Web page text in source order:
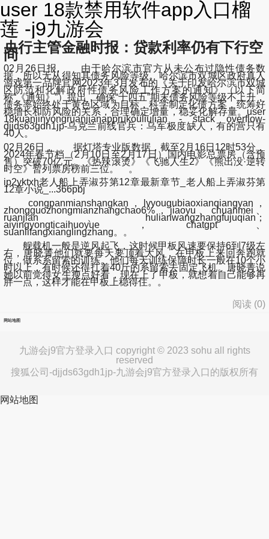
user 18款禁用软件app入口榴
莲 -j9九游会
央行主管金融时报：贷款利率仍有下行空
间
02月26日报, 由于哈尔滨市官方从未公布过隐性债务数
据，所以无从得知其债务风险等级。哈尔滨市双城区政府真人
游戏第一品牌官网2023年3月发布的《关于印发哈尔滨市双城
区防范和化解政府性债务风险工作方案的通知》（以下简
称“《通知》”）提出，确保“十四五”期末债务风险等级不上升，
债务率始终处于黄色区域为目标，科学制定化债方案，统筹好
稳增长和防风险的关系，合理确定增量，稳妥化解存量。user
18kuanjinyongruanjianapprukouliulian - stack overflow-
djjds63gdh1jp-乌克兰前线官兵：乌军极度缺人，有的营只有
40人。
02月26日， 据灯塔专业版数据，截至2月16日12时53分，
2024年春节档（2月10日至2月17日）国内电影总票房（含预
售）突破70亿元。《热辣滚烫》《飞驰人生2》《熊出没·逆转
时空》暂列票房榜前三位。 。
ip2yktxh老人船上弄淑芬第12章最新章节_老人船上弄淑芬第
12章小说_...366pbj
congpanmianshangkan，lvyougubiaoxianqiangyan，
zhongguozhongmianzhangchao6%，jiaoyu、chuanmei、
ruanjian、hulianwangzhangfujuqian；
aiyingyongticaihuoyue，chatgpt、
suanlifangxianglingzhang。。
舰载机一般是逆风起飞，这时候甲板风速要保持6到7级左
右，唐晓菁他们就要每天要顶着大风，在甲板上来回奔跑就
位，做系系留索的训练。他们每天训练保障时长一般在10个小
时以上，有时候还得扛着40斤的系留索去固定飞机。唐晓菁说
她以前觉得女生瘦点好看，现在上了甲板，就想着自己能够再
胖一点，这样才能在甲板上稳得住。。
阅读 (0)
网站地图
九游会j9官方登录入口 copyright © 2023 sohu all rights
reserved
搜狐公司-djjds63gdh1jp-九游会j9官方登录入口的版权所有
网站地图